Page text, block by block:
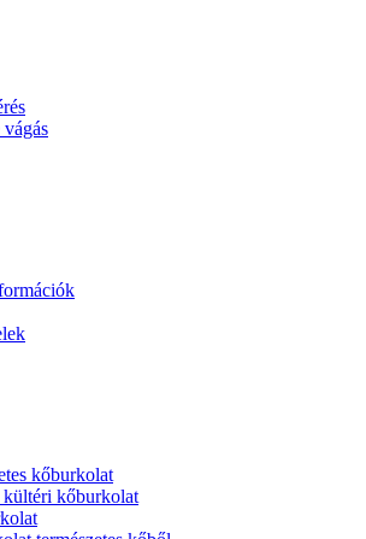
kőburkolat
kültéri kőburkolat